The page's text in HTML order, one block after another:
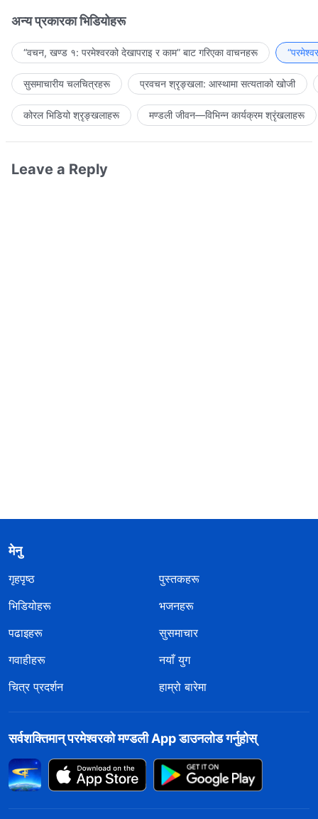
अन्य प्रकारका भिडियोहरू
“वचन, खण्ड १: परमेश्‍वरको देखापराइ र काम” बाट गरिएका वाचनहरू
सुसमाचारीय चलचित्रहरू प्रवचन श्रृङ्खला: आस्थामा सत्यताको खोजी
कोरल भिडियो श्रृङ्खलाहरू मण्डली जीवन—विभिन्‍न कार्यक्रम श्रृंखलाहरू
Leave a Reply
मेनु
गृहपृष्ठ
पुस्तकहरू
भिडियोहरू
भजनहरू
पढाइहरू
सुसमाचार
गवाहीहरू
नयाँ युग
चित्र प्रदर्शन
हाम्रो बारेमा
सर्वशक्तिमान्‌ परमेश्‍वरको मण्डली App डाउनलोड गर्नुहोस्